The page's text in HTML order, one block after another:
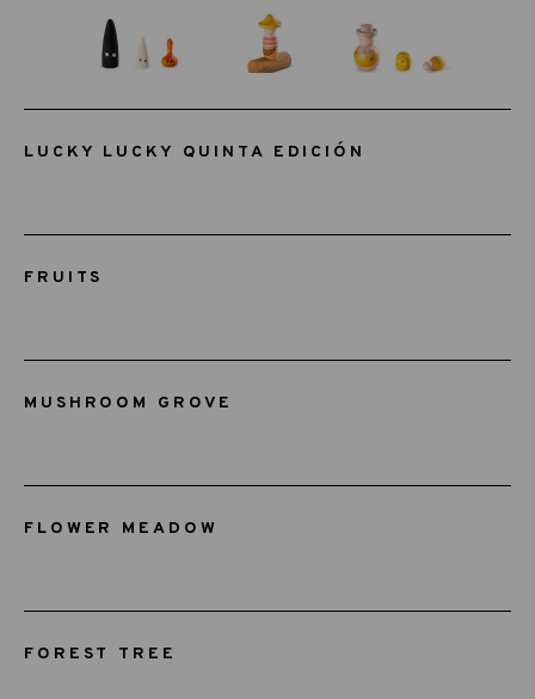
LUCKY LUCKY QUINTA EDICIÓN
FRUITS
MUSHROOM GROVE
FLOWER MEADOW
FOREST TREE